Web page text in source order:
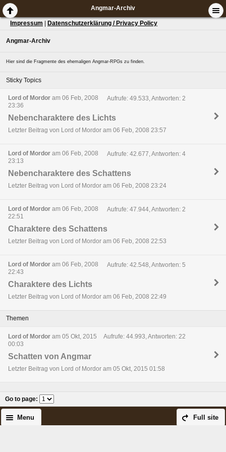
Angmar-Archiv
Impressum Datenschutzerklärung / Privacy Policy
Angmar-Archiv
Hier sind die Fragmente des ehemaligen Angmar-RPGs zu finden.
Sticky Topics
Lord of Mordor am 06 Feb, 2008
23:36
Aufrufe: 49.533, Antworten: 2
Nebencharaktere des Lichts
Letzter Beitrag von Lord of Mordor am 06 Feb, 2008 23:57
Lord of Mordor am 06 Feb, 2008
23:13
Aufrufe: 42.677, Antworten: 4
Nebencharaktere des Schattens
Letzter Beitrag von Lord of Mordor am 06 Feb, 2008 23:24
Lord of Mordor am 06 Feb, 2008
22:51
Aufrufe: 47.944, Antworten: 2
Charaktere des Schattens
Letzter Beitrag von Lord of Mordor am 06 Feb, 2008 22:53
Lord of Mordor am 06 Feb, 2008
22:43
Aufrufe: 42.548, Antworten: 5
Charaktere des Lichts
Letzter Beitrag von Lord of Mordor am 06 Feb, 2008 22:49
Themen
Lord of Mordor am 05 Okt, 2015
00:03
Aufrufe: 44.993, Antworten: 22
Schatten von Angmar
Letzter Beitrag von Lord of Mordor am 05 Okt, 2015 01:58
Go to page:
Full site
Menu